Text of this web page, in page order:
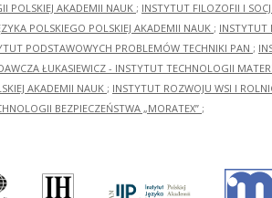
POLSKIEJ AKADEMII NAUK ; INSTYTUT FILOZOFII I
POLSKIEGO POLSKIEJ AKADEMII NAUK ; INSTYTUT
PODSTAWOWYCH PROBLEMÓW TECHNIKI PAN ;
ŁUKASIEWICZ - INSTYTUT TECHNOLOGII
AKADEMII NAUK ; INSTYTUT ROZWOJU WSI I
BEZPIECZEŃSTWA „MORATEX” ;